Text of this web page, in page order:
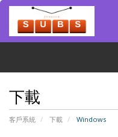
下載
客戶系統 下載 Windows